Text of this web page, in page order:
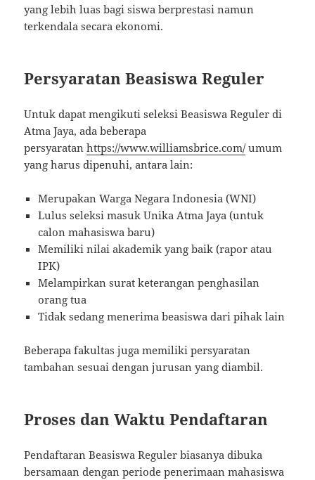
yang lebih luas bagi siswa berprestasi namun
terkendala secara ekonomi.
Persyaratan Beasiswa Reguler
Untuk dapat mengikuti seleksi Beasiswa Reguler di
Atma Jaya, ada beberapa
persyaratanhttps://www.williamsbrice.com/umum
yang harus dipenuhi, antara lain:
Merupakan Warga Negara Indonesia (WNI)
Lulus seleksi masuk Unika Atma Jaya (untuk
calon mahasiswa baru)
Memiliki nilai akademik yang baik (rapor atau
IPK)
Melampirkan surat keterangan penghasilan
orang tua
Tidak sedang menerima beasiswa dari pihak lain
Beberapa fakultas juga memiliki persyaratan
tambahan sesuai dengan jurusan yang diambil.
Proses dan Waktu Pendaftaran
Pendaftaran Beasiswa Reguler biasanya dibuka
bersamaan dengan periode penerimaan mahasiswa